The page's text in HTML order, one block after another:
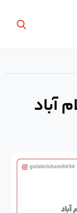
آباد